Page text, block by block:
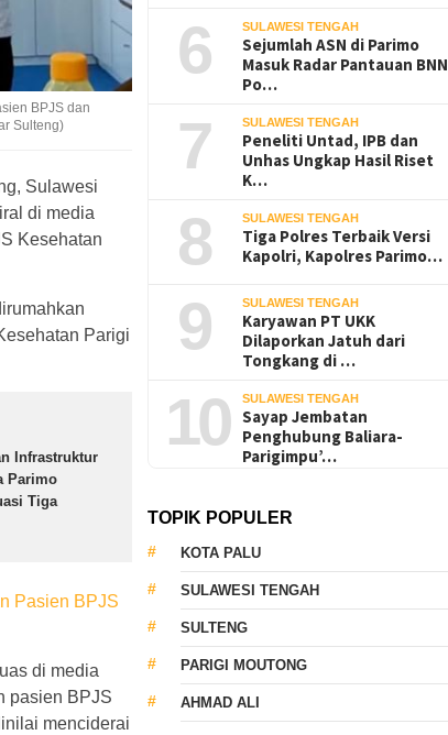
BPJS dan
Sulteng)
Sulawesi
di media
Kesehatan
Parigi
Infrastruktur
Parimo
Tiga
Pasien BPJS
di media
pasien BPJS
menciderai
6 SULAWESI TENGAH
Sejumlah ASN di Parimo
Masuk Radar Pantauan BNN
Po…
7 SULAWESI TENGAH
Peneliti Untad, IPB dan
Unhas Ungkap Hasil Riset
K…
8 SULAWESI TENGAH
Tiga Polres Terbaik Versi
Kapolri, Kapolres Parimo…
9 SULAWESI TENGAH
Karyawan PT UKK
Dilaporkan Jatuh dari
Tongkang di …
10 SULAWESI TENGAH
Sayap Jembatan
Penghubung Baliara-
Parigimpu’…
TOPIK POPULER
KOTA PALU
SULAWESI TENGAH
SULTENG
PARIGI MOUTONG
AHMAD ALI